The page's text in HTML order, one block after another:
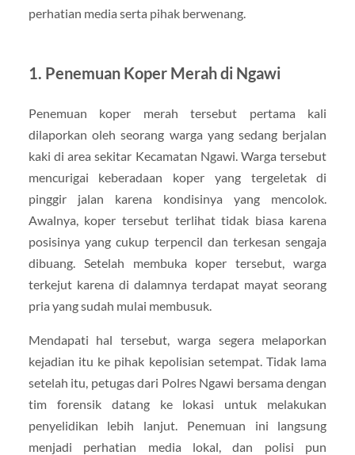
perhatian media serta pihak berwenang.
1. Penemuan Koper Merah di Ngawi
Penemuan koper merah tersebut pertama kali
dilaporkan oleh seorang warga yang sedang berjalan
kaki di area sekitar Kecamatan Ngawi. Warga tersebut
mencurigai keberadaan koper yang tergeletak di
pinggir jalan karena kondisinya yang mencolok.
Awalnya, koper tersebut terlihat tidak biasa karena
posisinya yang cukup terpencil dan terkesan sengaja
dibuang. Setelah membuka koper tersebut, warga
terkejut karena di dalamnya terdapat mayat seorang
pria yang sudah mulai membusuk.
Mendapati hal tersebut, warga segera melaporkan
kejadian itu ke pihak kepolisian setempat. Tidak lama
setelah itu, petugas dari Polres Ngawi bersama dengan
tim forensik datang ke lokasi untuk melakukan
penyelidikan lebih lanjut. Penemuan ini langsung
menjadi perhatian media lokal, dan polisi pun